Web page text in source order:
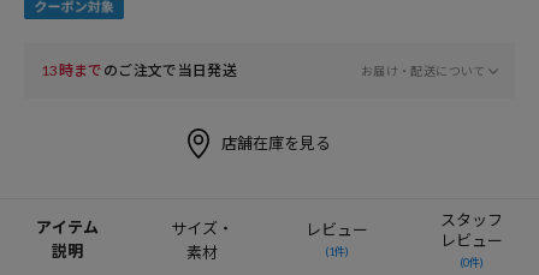
13時まで のご注文で当日発送 お届け・配送について
店舗在庫を見る
アイテム
説明
サイズ・
素材
レビュー
(1件)
スタッフ
レビュー
(0件)